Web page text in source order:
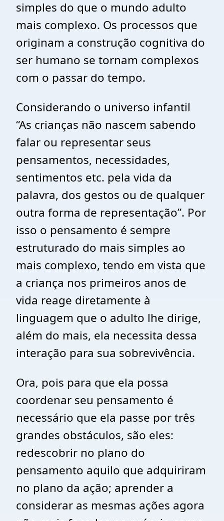
simples do que o mundo adulto
mais complexo. Os processos que
originam a construção cognitiva do
ser humano se tornam complexos
com o passar do tempo.
Considerando o universo infantil
“As crianças não nascem sabendo
falar ou representar seus
pensamentos, necessidades,
sentimentos etc. pela vida da
palavra, dos gestos ou de qualquer
outra forma de representação”. Por
isso o pensamento é sempre
estruturado do mais simples ao
mais complexo, tendo em vista que
a criança nos primeiros anos de
vida reage diretamente à
linguagem que o adulto lhe dirige,
além do mais, ela necessita dessa
interação para sua sobrevivência.
Ora, pois para que ela possa
coordenar seu pensamento é
necessário que ela passe por três
grandes obstáculos, são eles:
redescobrir no plano do
pensamento aquilo que adquiriram
no plano da ação; aprender a
considerar as mesmas ações agora